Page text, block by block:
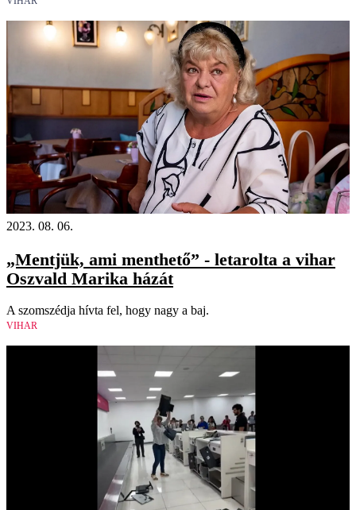
2023. 08. 06.
„Mentjük, ami menthető” - letarolta a vihar
Oszvald Marika házát
A szomszédja hívta fel, hogy nagy a baj.
VIHAR